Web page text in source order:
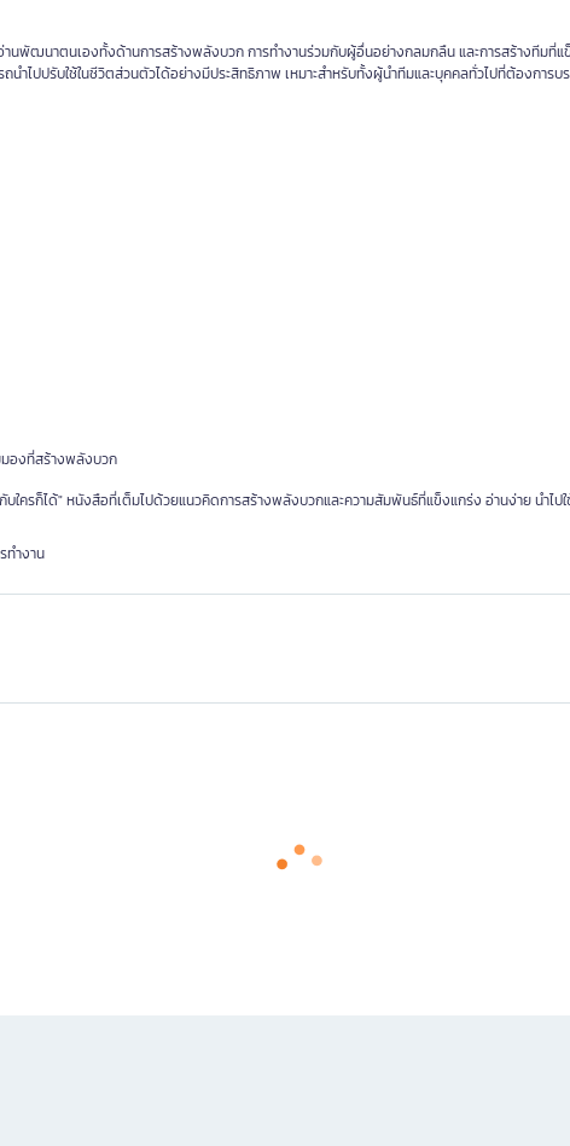
พัฒนาตนเองทั้งด้านการสร้างพลังบวก การทำงานร่วมกับผู้อื่นอย่างกลมกลืน และการสร้างทีมที่แ
ไปปรับใช้ในชีวิตส่วนตัวได้อย่างมีประสิทธิภาพ เหมาะสำหรับทั้งผู้นำทีมและบุคคลทั่วไปที่ต้องการบ
องที่สร้างพลังบวก
รก็ได้" หนังสือที่เต็มไปด้วยแนวคิดการสร้างพลังบวกและความสัมพันธ์ที่แข็งแกร่ง อ่านง่าย นำไปใ
ทำงาน